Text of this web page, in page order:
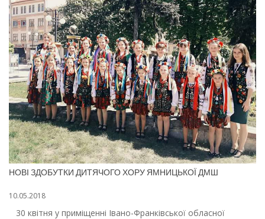
НОВІ ЗДОБУТКИ ДИТЯЧОГО ХОРУ ЯМНИЦЬКОЇ ДМШ
10.05.2018
30 квітня у приміщенні Івано-Франківської обласної